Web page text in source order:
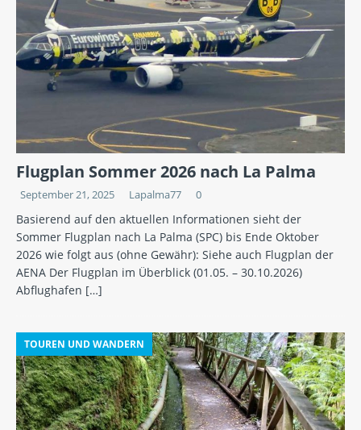
Flugplan Sommer 2026 nach La Palma
September 21, 2025 Lapalma77 0
Basierend auf den aktuellen Informationen sieht der
Sommer Flugplan nach La Palma (SPC) bis Ende Oktober
2026 wie folgt aus (ohne Gewähr): Siehe auch Flugplan der
AENA Der Flugplan im Überblick (01.05. – 30.10.2026)
Abflughafen […]
TOUREN UND WANDERN